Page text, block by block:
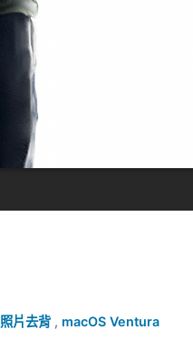
照片去背 , macOS Ventura